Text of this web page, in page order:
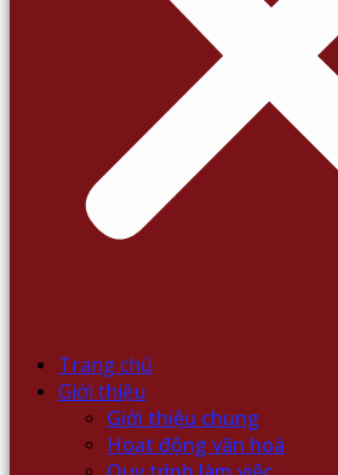
Trang chủ
Giới thiệu
Giới thiệu chung
Hoạt động văn hoá